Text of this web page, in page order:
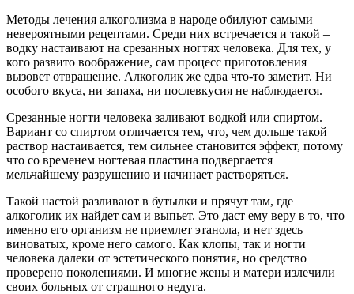
Методы лечения алкоголизма в народе обилуют самыми
невероятными рецептами. Среди них встречается и такой –
водку настаивают на срезанных ногтях человека. Для тех, у
кого развито воображение, сам процесс приготовления
вызовет отвращение. Алкоголик же едва что-то заметит. Ни
особого вкуса, ни запаха, ни послевкусия не наблюдается.
Срезанные ногти человека заливают водкой или спиртом.
Вариант со спиртом отличается тем, что, чем дольше такой
раствор настаивается, тем сильнее становится эффект, потому
что со временем ногтевая пластина подвергается
мельчайшему разрушению и начинает растворяться.
Такой настой разливают в бутылки и прячут там, где
алкоголик их найдет сам и выпьет. Это даст ему веру в то, что
именно его организм не приемлет этанола, и нет здесь
виноватых, кроме него самого. Как клопы, так и ногти
человека далеки от эстетического понятия, но средство
проверено поколениями. И многие жены и матери излечили
своих больных от страшного недуга.